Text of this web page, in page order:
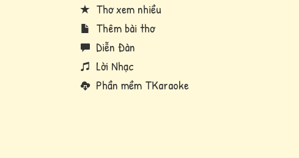
Thơ xem nhiều
Thêm bài thơ
Diễn Đàn
Lời Nhạc
Phần mềm TKaraoke